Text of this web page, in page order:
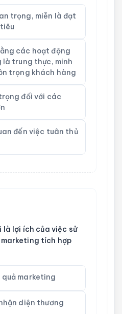
trọng, miễn là đạt
các hoạt động
là trung thực, minh
trọng khách hàng
đối với các
đến việc tuân thủ
là lợi ích của việc sử
tích hợp
quả marketing
diện thương